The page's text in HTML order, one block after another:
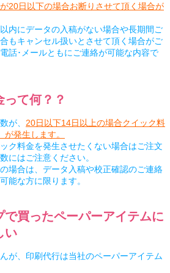
20日以下の場合お断りさせて頂く場合が
内にデータの入稿がない場合や長期間ご
もキャンセル扱いとさせて頂く場合がご
話･メールともにご連絡が可能な内容で
って何？？
が、 20日以下14日以上の場合クイック料
発生します。
ク料金を発生させたくない場合はご注文
にはご注意ください。
場合は、データ入稿や校正確認のご連絡
能な方に限ります。
で買ったペーパーアイテムに
い
が、印刷代行は当社のペーパーアイテム